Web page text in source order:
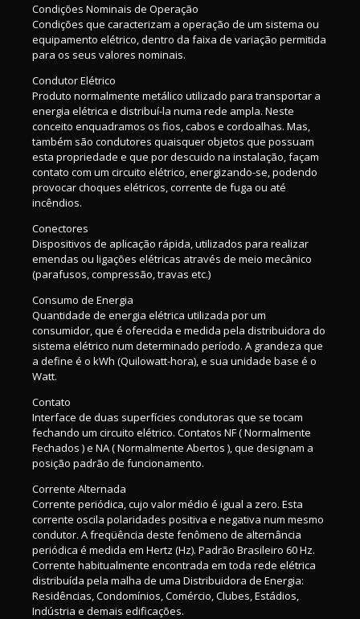
Condições Nominais de Operação
Condições que caracterizam a operação de um sistema ou
equipamento elétrico, dentro da faixa de variação permitida
para os seus valores nominais.
Condutor Elétrico
Produto normalmente metálico utilizado para transportar a
energia elétrica e distribuí-la numa rede ampla. Neste
conceito enquadramos os fios, cabos e cordoalhas. Mas,
também são condutores quaisquer objetos que possuam
esta propriedade e que por descuido na instalação, façam
contato com um circuito elétrico, energizando-se, podendo
provocar choques elétricos, corrente de fuga ou até
incêndios.
Conectores
Dispositivos de aplicação rápida, utilizados para realizar
emendas ou ligações elétricas através de meio mecânico
(parafusos, compressão, travas etc.)
Consumo de Energia
Quantidade de energia elétrica utilizada por um
consumidor, que é oferecida e medida pela distribuidora do
sistema elétrico num determinado período. A grandeza que
a define é o kWh (Quilowatt-hora), e sua unidade base é o
Watt.
Contato
Interface de duas superfícies condutoras que se tocam
fechando um circuito elétrico. Contatos NF ( Normalmente
Fechados ) e NA ( Normalmente Abertos ), que designam a
posição padrão de funcionamento.
Corrente Alternada
Corrente periódica, cujo valor médio é igual a zero. Esta
corrente oscila polaridades positiva e negativa num mesmo
condutor. A freqüência deste fenômeno de alternância
periódica é medida em Hertz (Hz). Padrão Brasileiro 60 Hz.
Corrente habitualmente encontrada em toda rede elétrica
distribuída pela malha de uma Distribuidora de Energia:
Residências, Condomínios, Comércio, Clubes, Estádios,
Indústria e demais edificações.